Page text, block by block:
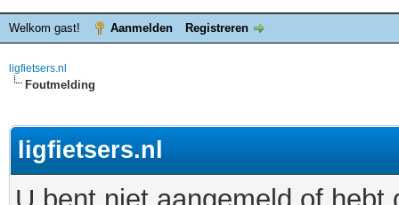
Welkom gast! Aanmelden Registreren
ligfietsers.nl
Foutmelding
ligfietsers.nl